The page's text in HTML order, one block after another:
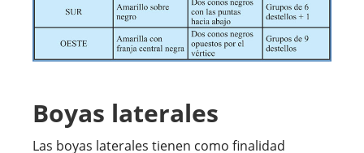
Boyas laterales
Las boyas laterales tienen como finalidad